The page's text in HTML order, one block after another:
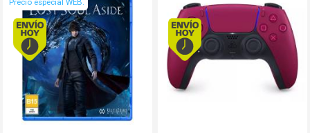
Precio especial WEB.
Envío hoy. Comprando antes de 13Hs. Envío hoy.